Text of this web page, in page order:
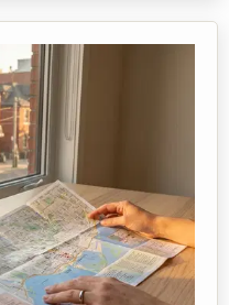
rośnie. Jednak to często
najbardziej krytyczny
w m...